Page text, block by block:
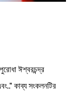
ঈশ্বরচন্দ্র
কাব্য সংকলনটির